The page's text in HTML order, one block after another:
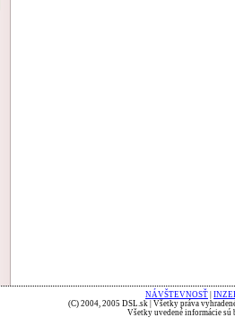
NÁVŠTEVNOSŤ
(C) 2004, 2005 DSL.sk | Všetky práva
Všetky uvedené informácie sú